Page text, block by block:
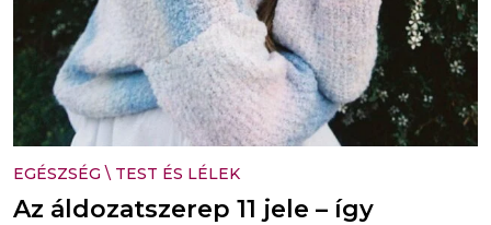
EGÉSZSÉG \ TEST ÉS LÉLEK
Az áldozatszerep 11 jele – így